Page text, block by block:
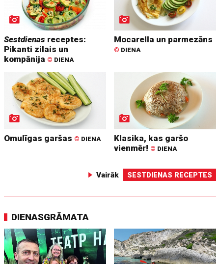
Sestdienas receptes:
Pikanti zilais un
kompānija © DIENA
Mocarella un parmezāns
© DIENA
Omulīgas garšas © DIENA
Klasika, kas garšo
vienmēr! © DIENA
Vairāk SESTDIENAS RECEPTES
DIENASGRĀMATA